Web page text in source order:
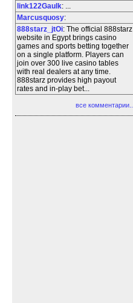
link122Gaulk: ...
Marcusquosy:
888starz_jtOi: The official 888starz
website in Egypt brings casino
games and sports betting together
on a single platform. Players can
join over 300 live casino tables
with real dealers at any time.
888starz provides high payout
rates and in-play bet...
все комментарии...